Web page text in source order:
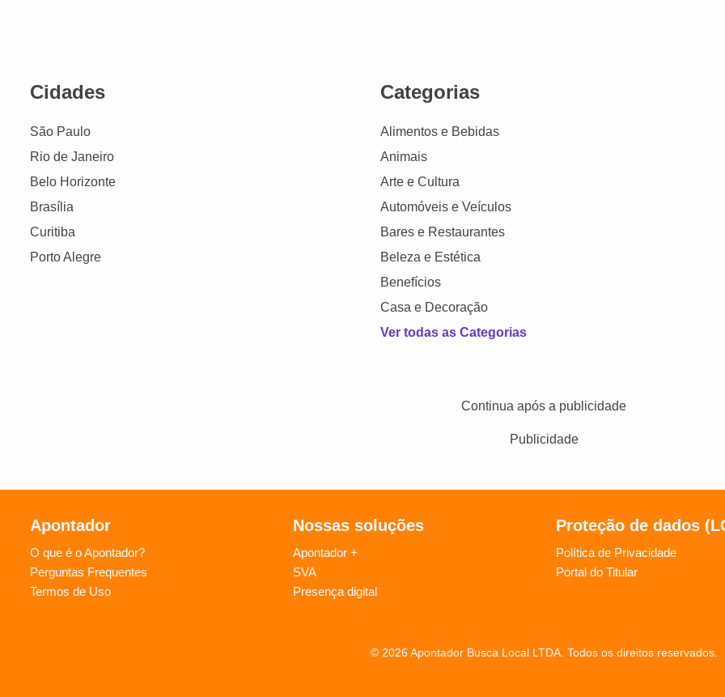
Cidades
São Paulo
Rio de Janeiro
Belo Horizonte
Brasília
Curitiba
Porto Alegre
Categorias
Alimentos e Bebidas
Animais
Arte e Cultura
Automóveis e Veículos
Bares e Restaurantes
Beleza e Estética
Benefícios
Casa e Decoração
Ver todas as Categorias
Continua após a publicidade
Publicidade
Apontador
O que é o Apontador?
Perguntas Frequentes
Termos de Uso
Nossas soluções
Apontador +
SVA
Presença digital
Proteção de dados
Política de Privacidade
Portal do Titular
© 2026 Apontador Busca Local LTDA. Todos os direitos reservados.